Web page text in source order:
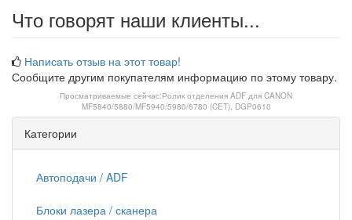
Что говорят наши клиенты...
Написать отзыв на этот товар!
Сообщите другим покупателям информацию по этому товару.
Просматриваемые сейчас:Ролик отделения ADF для CANON
MF5840/5880/MF5940/5980/6780 (CET), DGP0610
Категории
Автоподачи / ADF
Блоки лазера / сканера